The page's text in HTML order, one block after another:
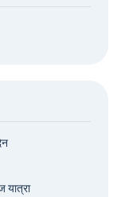
यात्रा